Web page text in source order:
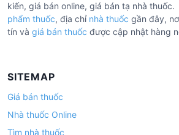
kiến, giá bán online, giá bán tạ nhà
phẩm thuốc, địa chỉ nhà thuốc gần đây,
tín và giá bán thuốc được cập nhật hàng
SITEMAP
Giá bán thuốc
Nhà thuốc Online
Tìm nhà thuốc